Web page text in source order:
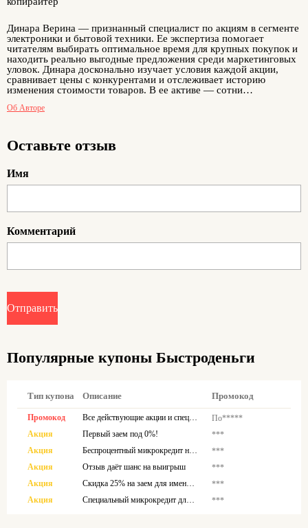
Динара Верина — признанный специалист по акциям в сегменте
электроники и бытовой техники. Ее экспертиза помогает
читателям выбирать оптимальное время для крупных покупок и
находить реально выгодные предложения среди маркетинговых
уловок. Динара досконально изучает условия каждой акции,
сравнивает цены с конкурентами и отслеживает историю
изменения стоимости товаров. В ее активе — сотни
применению. Динара особенно гордится разделом с
подписчики отмечают, что благодаря ее рекомендациям смогли
купить желанную технику с существенной скидкой.
Об Авторе
Оставьте отзыв
Имя
Комментарий
Отправить
Популярные купоны Быстроденьги
Тип купона Описание Промокод
Промокод Все действующие акции и спецпредложения тут!
По*****
Акция
Первый заем под 0%!
***
Акция
Беспроцентный микрокредит наличными до 7 дней для повторных клиентов
***
Акция
Отзыв даёт шанс на выигрыш
***
Акция
Скидка 25% на заем для именниников!
***
Акция
Специальный микрокредит для пожилых людей ***